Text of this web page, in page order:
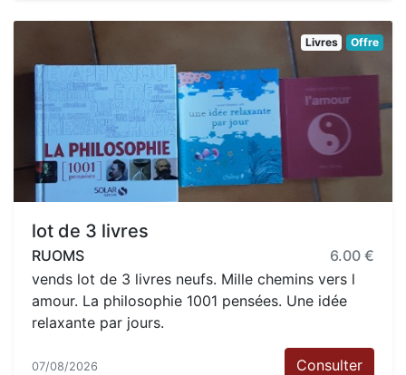
Livres Offre
lot de 3 livres
RUOMS
6.00 €
vends lot de 3 livres neufs. Mille chemins vers l
amour. La philosophie 1001 pensées. Une idée
relaxante par jours.
07/08/2026 Consulter